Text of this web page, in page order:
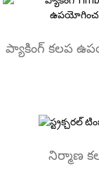
ప్యాకింగ్ కలప
నిర్మాణ